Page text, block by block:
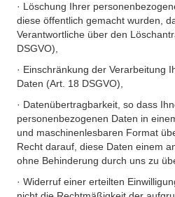
· Löschung Ihrer
diese öffentlich gemacht wurden,
Verantwortliche über den
DSGVO),
· Einschränkung der Verarbeitung
Daten (Art. 18 DSGVO),
· Datenübertragbarkeit, so dass
personenbezogenen Daten in
und maschinenlesbaren Format
Recht darauf, diese Daten einem
ohne Behinderung durch uns zu
· Widerruf einer erteilten